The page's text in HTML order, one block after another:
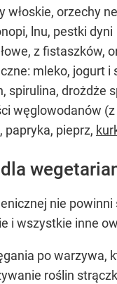
włoskie, orzechy
lnu, pestki dyni
z fistaszków,
mleko, jogurt i
spirulina, drożdże
węglowodanów
papryka, pieprz,
nie
i wszystkie inne
po
roślin